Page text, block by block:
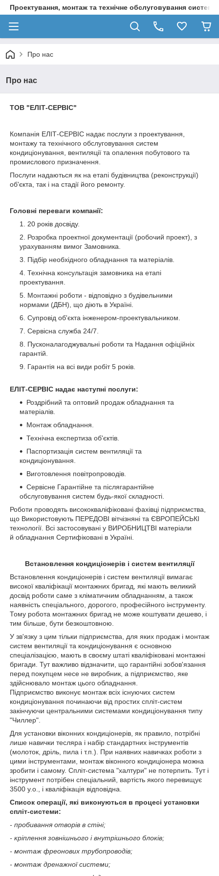
Проектування, монтаж та технічне обслуговування систем
Про нас
Про нас
ТОВ "ЕЛІТ-СЕРВІС"
Компанія ЕЛІТ-СЕРВІС надає послуги з проектування,
монтажу та технічного обслуговування систем
кондиціонування, вентиляції та опалення побутового та
промислового призначення.
Послуги надаються як на етапі будівництва (реконструкції)
об'єкта, так і на стадії його ремонту.
Головні переваги компанії:
20 років досвіду.
Розробка проектної документації (робочий проект), з
урахуванням вимог Замовника.
Підбір необхідного обладнання та матеріалів.
Технічна консультація замовника на етапі
проектування.
Монтажні роботи - відповідно з будівельними
нормами (ДБН), що діють в Україні.
Супровід об'єкта інженером-проектувальником.
Сервісна служба 24/7.
Пусконалагоджувальні роботи та Надання офіційніх
гарантій.
Гарантія на всі види робіт 5 років.
ЕЛІТ-СЕРВІС надає наступні послуги:
Роздрібний та оптовий продаж обладнання та
матеріалів.
Монтаж обладнання.
Технічна експертиза об'єктів.
Паспортизація систем вентиляції та
кондиціонування.
Виготовлення повітропроводів.
Сервісне Гарантійне та післягарантійне
обслуговування систем будь-якої складності.
Роботи проводять висококваліфіковані фахівці підприємства,
що Використовують ПЕРЕДОВІ вітчізняні та ЄВРОПЕЙСЬКІ
технології. Всі застосовувані у ВИРОБНИЦТВІ матеріали
й обладнання Сертифіковані в Україні.
Встановлення кондиціонерів і систем вентиляції
Встановлення кондиціонерів і систем вентиляції вимагає
високої кваліфікації монтажних бригад, які мають великий
досвід роботи саме з кліматичним обладнанням, а також
наявність спеціального, дорогого, професійного інструменту.
Тому робота монтажних бригад не може коштувати дешево, і
тим більше, бути безкоштовною.
У зв'язку з цим тільки підприємства, для яких продаж і монтаж
систем вентиляції та кондиціонування є основною
спеціалізацією, мають в своєму штаті кваліфіковані монтажні
бригади. Тут важливо відзначити, що гарантійні зобов'язання
перед покупцем несе не виробник, а підприємство, яке
здійснювало монтаж цього обладнання.
Підприємство виконує монтаж всіх існуючих систем
кондиціонування починаючи від простих спліт-систем
закінчуючи центральними системами кондиціонування типу
"Чиллер".
Для установки віконних кондиціонерів, як правило, потрібні
лише навички тесляра і набір стандартних інструментів
(молоток, дріль, пила і т.п.). При наявних навичках роботи з
цими інструментами, монтаж віконного кондиціонера можна
зробити і самому. Спліт-система "халтури" не потерпить. Тут і
інструмент потрібен спеціальний, вартість якого перевищує
3500 у.о., і кваліфікація відповідна.
Список операції, які виконуються в процесі установки
спліт-системи:
- пробивання отворів в стіні;
- кріплення зовнішнього і внутрішнього блоків;
- монтаж фреонових трубопроводів;
- монтаж дренажної системи;